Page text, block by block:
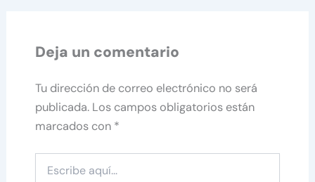
Deja un comentario
Tu dirección de correo electrónico no será
publicada. Los campos obligatorios están
marcados con *
aquí...